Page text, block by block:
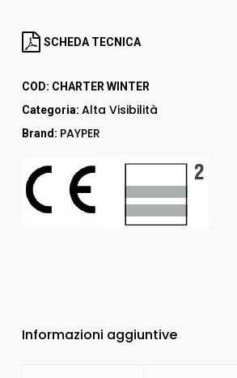
SCHEDA TECNICA
COD: CHARTER WINTER
Categoria: Alta Visibilità
Brand: PAYPER
Informazioni aggiuntive